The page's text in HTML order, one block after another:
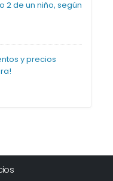
2 de un niño, según
y precios